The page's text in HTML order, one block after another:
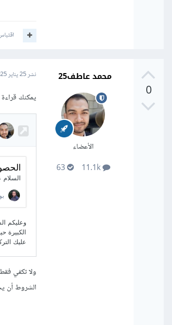
0
محمد عاطف25
الأعضاء
11.1k
63
نشر25 يناير 2025
يمكنك
ولا تكفي
الشروط أن